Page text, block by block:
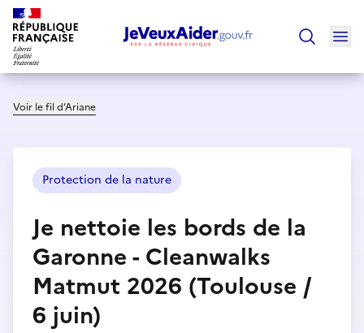
Voir le fil d’Ariane
Protection de la nature
Je nettoie les bords de la
Garonne - Cleanwalks
Matmut 2026 (Toulouse /
6 juin)